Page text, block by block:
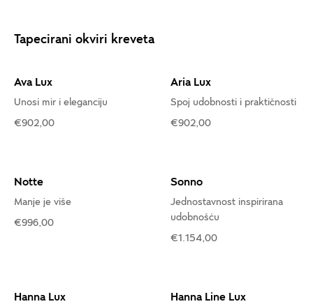
Tapecirani okviri kreveta
Ava Lux
Unosi mir i eleganciju
€902,00
Aria Lux
Spoj udobnosti i praktičnosti
€902,00
Notte
Manje je više
€996,00
Sonno
Jednostavnost inspirirana
udobnošću
€1.154,00
Hanna Lux Hanna Line Lux